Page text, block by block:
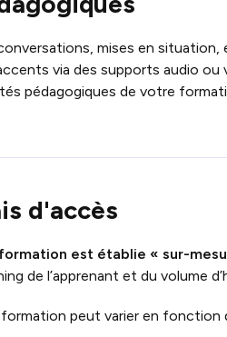
mises en situation,
via des supports audio
pédagogiques de votre
d'accès
est établie « sur-
de l’apprenant et du volume
formation peut varier en fonction